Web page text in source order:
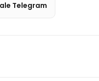
Telegram